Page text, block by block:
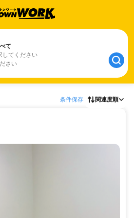
て
してください
さい
条件保存 関連度順